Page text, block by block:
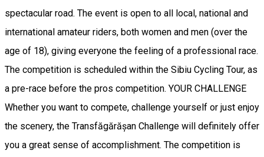
spectacular road. The event is open to all local, national and
international amateur riders, both women and men (over the
age of 18), giving everyone the feeling of a professional race.
The competition is scheduled within the Sibiu Cycling Tour, as
a pre-race before the pros competition. YOUR CHALLENGE
Whether you want to compete, challenge yourself or just enjoy
the scenery, the Transfăgărășan Challenge will definitely offer
you a great sense of accomplishment. The competition is